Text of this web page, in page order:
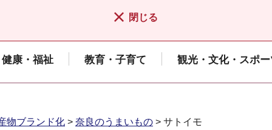
閉じる
健康・福祉 教育・子育て 観光・文化・スポー
物ブランド化 > 奈良のうまいもの > サトイモ